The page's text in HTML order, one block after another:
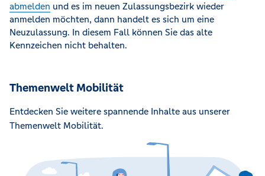
abmelden und es im neuen Zulassungsbezirk wieder
anmelden möchten, dann handelt es sich um eine
Neuzulassung. In diesem Fall können Sie das alte
Kennzeichen nicht behalten.
Themenwelt Mobilität
Entdecken Sie weitere spannende Inhalte aus unserer
Themenwelt Mobilität.